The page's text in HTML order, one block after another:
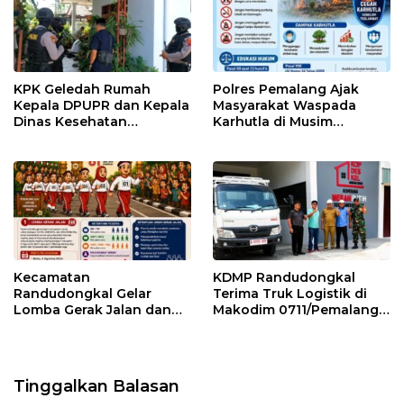
KPK Geledah Rumah
Kepala DPUPR dan Kepala
Dinas Kesehatan
Polres Pemalang Ajak
Masyarakat Waspada
Karhutla di Musim
Kecamatan
Randudongkal Gelar
Lomba Gerak Jalan dan
KDMP Randudongkal
Terima Truk Logistik di
Makodim 0711/Pemalang
Tinggalkan Balasan